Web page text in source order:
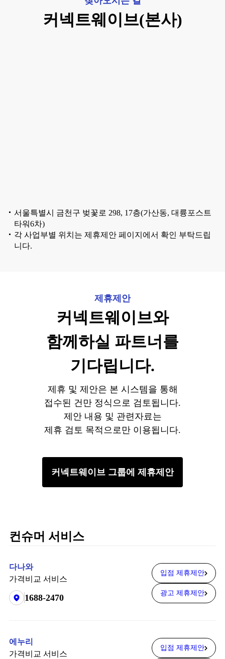
커넥트웨이브(본사)
서울특별시 금천구 벚꽃로 298, 17층(가산동, 대륭포스트
타워6차)
각 사업부별 위치는 제휴제안 페이지에서 확인 부탁드립
니다.
제휴제안
커넥트웨이브와
함께하실 파트너를
기다립니다.
제휴 및 제안은 본 시스템을 통해
접수된 건만 정식으로 검토됩니다.
제안 내용 및 관련자료는
제휴 검토 목적으로만 이용됩니다.
커넥트웨이브 그룹에 제휴제안
컨슈머 서비스
다나와
가격비교 서비스
1688-2470
입점 제휴제안
광고 제휴제안
에누리
가격비교 서비스
입점 제휴제안